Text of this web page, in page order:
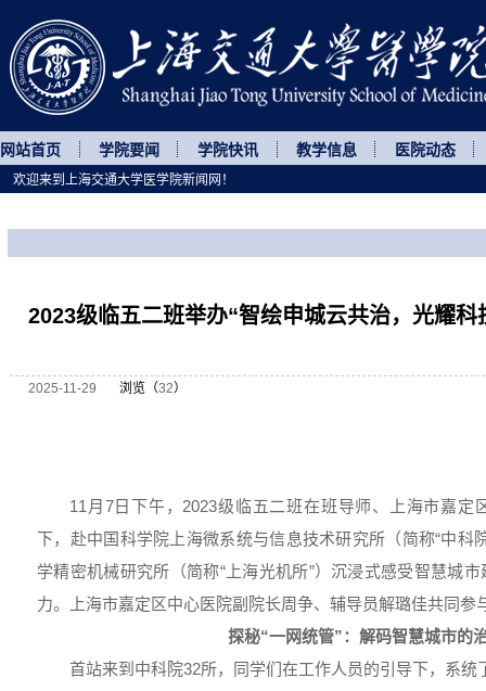
网站首页 学院要闻 学院快讯 教学信息 医院动态
2023级临五二班举办“智绘申城云共治，光耀科
2025-11-29 浏览（32）
11月7日下午，2023级临五二班在班导师、上海市嘉定
下，赴中国科学院上海微系统与信息技术研究所（简称“中科
学精密机械研究所（简称“上海光机所”）沉浸式感受智慧城
力。上海市嘉定区中心医院副院长周争、辅导员解璐佳共同参
探秘“一网统管”：解码智慧城市的
首站来到中科院32所，同学们在工作人员的引导下，系统
欢迎来到上海交通大学医学院新闻网！